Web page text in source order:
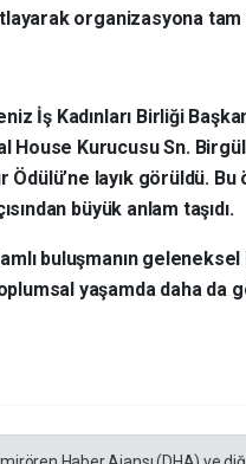
organizasyona
İş Kadınları Birliği
Kurucusu Sn.
layık görüldü. Bu
büyük anlam taşıdı.
buluşmanın
yaşamda daha da